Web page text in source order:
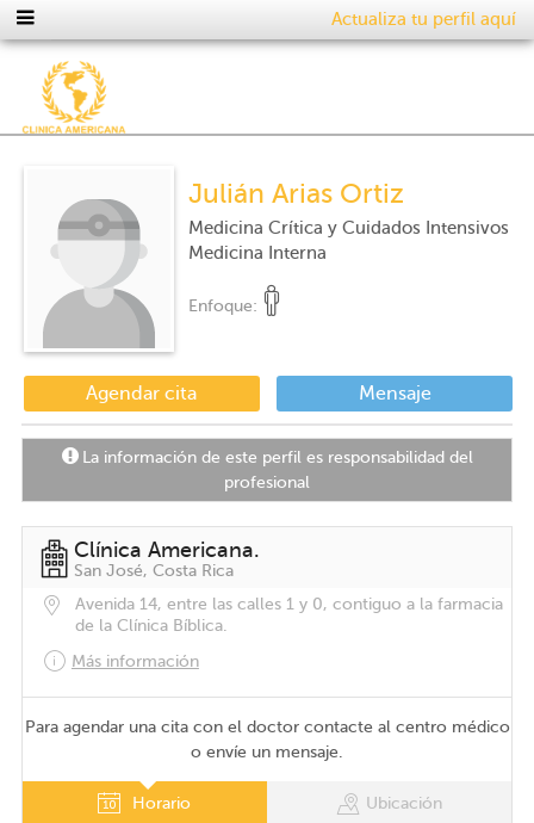
Actualiza tu perfil aquí
Julián Arias Ortiz
Medicina Crítica y Cuidados Intensivos
Medicina Interna
Enfoque:
Agendar cita Mensaje
La información de este perfil es responsabilidad del
profesional
Clínica Americana.
San José, Costa Rica
Avenida 14, entre las calles 1 y 0, contiguo a la farmacia
de la Clínica Bíblica.
Más información
Para agendar una cita con el doctor contacte al centro médico
o envíe un mensaje.
Horario Ubicación